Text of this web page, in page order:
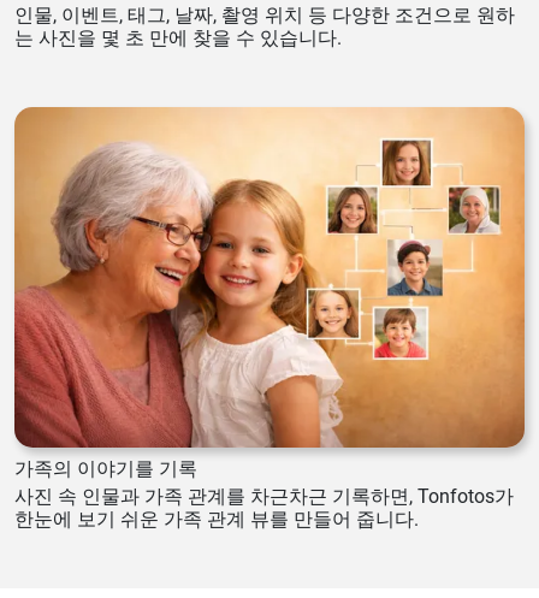
인물, 이벤트, 태그, 날짜, 촬영 위치 등 다양한 조건으로 원하
는 사진을 몇 초 만에 찾을 수 있습니다.
가족의 이야기를 기록
사진 속 인물과 가족 관계를 차근차근 기록하면, Tonfotos가
한눈에 보기 쉬운 가족 관계 뷰를 만들어 줍니다.